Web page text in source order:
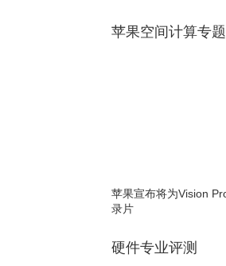
苹果空间计算专题
苹果宣布将为Vision
录片
硬件专业评测